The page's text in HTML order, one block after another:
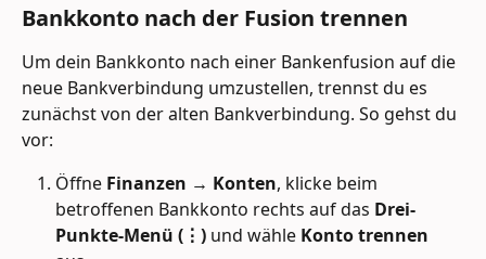
Bankkonto nach der Fusion trennen
Um dein Bankkonto nach einer Bankenfusion auf die
neue Bankverbindung umzustellen, trennst du es
zunächst von der alten Bankverbindung. So gehst du
vor:
Öffne Finanzen → Konten, klicke beim
betroffenen Bankkonto rechts auf das Drei-
Punkte-Menü (⋮) und wähle Konto trennen